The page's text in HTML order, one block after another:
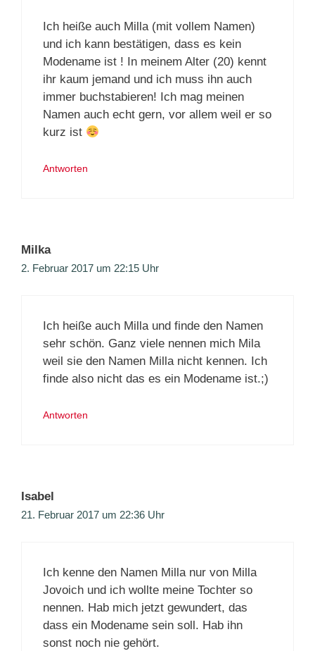
Ich heiße auch Milla (mit vollem Namen)
und ich kann bestätigen, dass es kein
Modename ist ! In meinem Alter (20) kennt
ihr kaum jemand und ich muss ihn auch
immer buchstabieren! Ich mag meinen
Namen auch echt gern, vor allem weil er so
kurz ist
Antworten
Milka
2. Februar 2017 um 22:15 Uhr
Ich heiße auch Milla und finde den Namen
sehr schön. Ganz viele nennen mich Mila
weil sie den Namen Milla nicht kennen. Ich
finde also nicht das es ein Modename ist.;)
Antworten
Isabel
21. Februar 2017 um 22:36 Uhr
Ich kenne den Namen Milla nur von Milla
Jovoich und ich wollte meine Tochter so
nennen. Hab mich jetzt gewundert, das
dass ein Modename sein soll. Hab ihn
sonst noch nie gehört.